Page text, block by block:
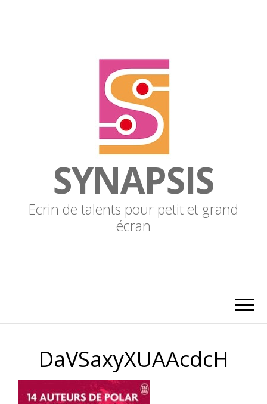
SYNAPSIS
Ecrin de talents pour petit et grand
écran
DaVSaxyXUAAcdcH